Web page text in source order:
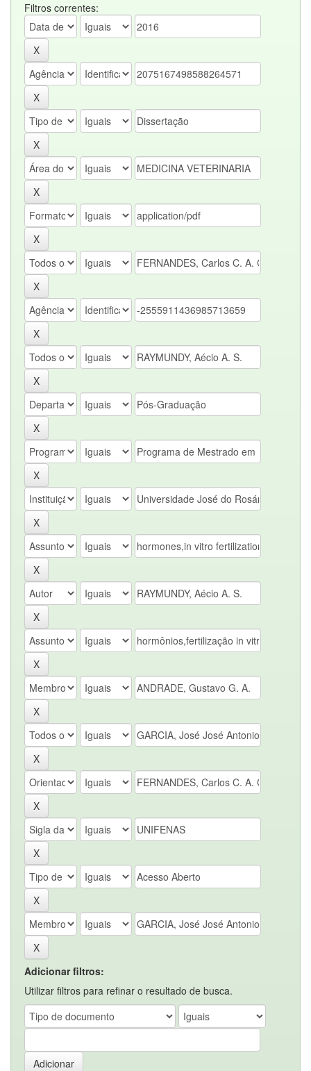
Filtros correntes:
Adicionar filtros:
Utilizar filtros para refinar o resultado de busca.